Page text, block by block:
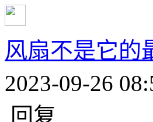
风扇不是它的
2023-09-26
回复